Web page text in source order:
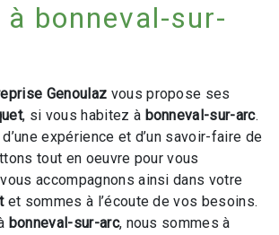
bonneval-sur-
Genoulaz vous propose ses
, si vous habitez à bonneval-sur-arc.
expérience et d’un savoir-faire de
tout en oeuvre pour vous
accompagnons ainsi dans votre
et sommes à l’écoute de vos besoins.
bonneval-sur-arc, nous sommes à